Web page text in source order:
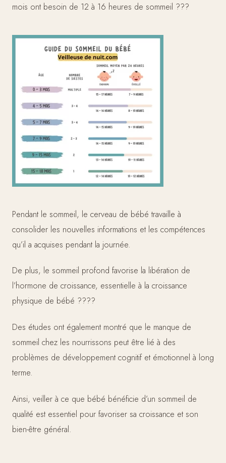
mois ont besoin de 12 à 16 heures de sommeil ???
Pendant le sommeil, le cerveau de bébé travaille à
consolider les nouvelles informations et les compétences
qu’il a acquises pendant la journée.
De plus, le sommeil profond favorise la libération de
l’hormone de croissance, essentielle à la croissance
physique de bébé ????
Des études ont également montré que le manque de
sommeil chez les nourrissons peut être lié à des
problèmes de développement cognitif et émotionnel à long
terme.
Ainsi, veiller à ce que bébé bénéficie d’un sommeil de
qualité est essentiel pour favoriser sa croissance et son
bien-être général.